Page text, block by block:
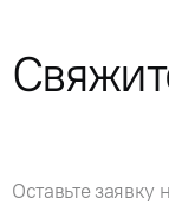
Оставьте заявку